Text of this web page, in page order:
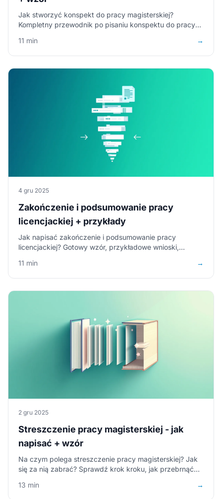
Jak stworzyć konspekt do pracy magisterskiej?
Kompletny przewodnik po pisaniu konspektu do pracy
11 min →
4 gru 2025
Zakończenie i podsumowanie pracy
licencjackiej + przykłady
Jak napisać zakończenie i podsumowanie pracy
licencjackiej? Gotowy wzór, przykładowe wnioski,
uniknięcia.
11 min →
2 gru 2025
Streszczenie pracy magisterskiej - jak
napisać + wzór
Na czym polega streszczenie pracy magisterskiej? Jak
się za nią zabrać? Sprawdź krok kroku, jak przebrnąć
13 min →